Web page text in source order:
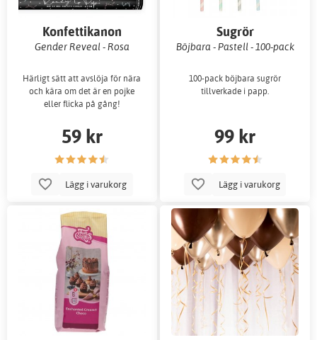
Konfettikanon
Gender Reveal - Rosa
Härligt sätt att avslöja för nära
och kära om det är en pojke
eller flicka på gång!
59 kr
Lägg i varukorg
Sugrör
Böjbara - Pastell - 100-pack
100-pack böjbara sugrör
tillverkade i papp.
99 kr
Lägg i varukorg